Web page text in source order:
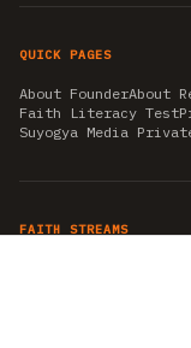
QUICK PAGES
About FounderAbout
Faith Literacy Test
Suyogya Media
FAITH STREAMS